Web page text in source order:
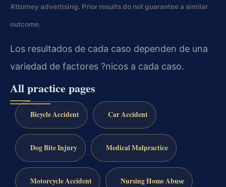
Attorney advertising. Prior results do not guarantee a similar
outcome.
Los resultados de cada caso dependen de una
variedad de factores ?nicos a cada caso.
All practice pages
Bicycle Accident Car Accident
Dog Bite Injury Medical Malpractice
Motorcycle Accident Nursing Home Abuse